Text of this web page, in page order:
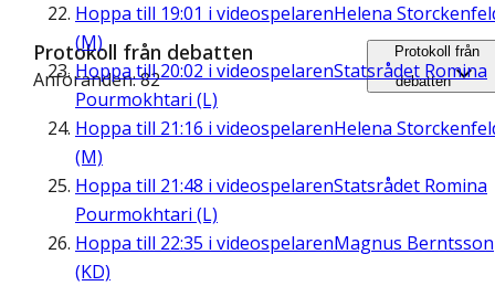
Hoppa till 19:01 i videospelarenHelena
(M)
Hoppa till20:02 i videospelarenStatsrådet Romina
Pourmokhtari (L)
Hoppa till 21:16 i videospelarenHelena
(M)
Hoppa till 21:48 i videospelarenStatsrådet Romina
Pourmokhtari (L)
Hoppa till 22:35 i videospelarenMagnus Berntsson
(KD)
Protokoll från debatten
Anföranden: 82
Protokoll från
debatten